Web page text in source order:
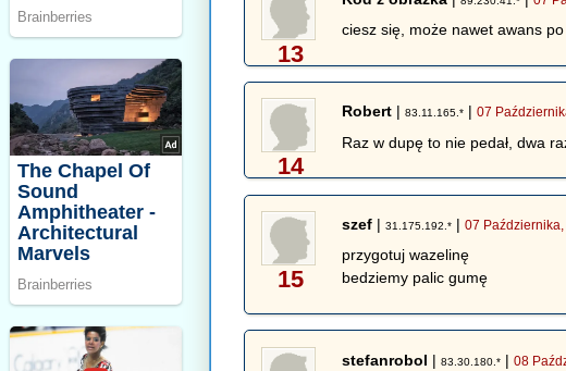
13
ciesz się, może nawet awans
14
Robert |83.11.165.* |07
Raz w dupę to nie pedał, dwa
15
szef |31.175.192.* |07
przygotuj wazelinę
bedziemy palic gumę
stefanrobol |83.30.180.* |08